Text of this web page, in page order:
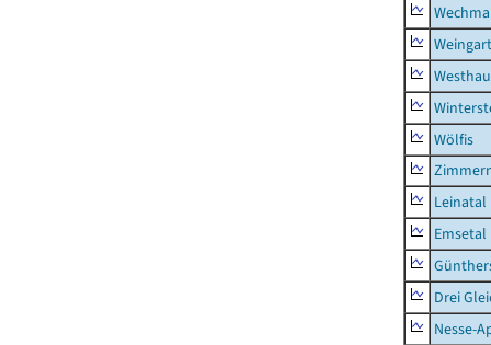
Wölfis
Leinatal
Emsetal
Drei
Nesse-